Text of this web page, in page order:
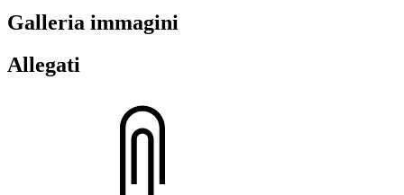
Galleria immagini
Allegati